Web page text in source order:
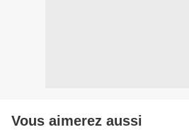
Vous aimerez aussi